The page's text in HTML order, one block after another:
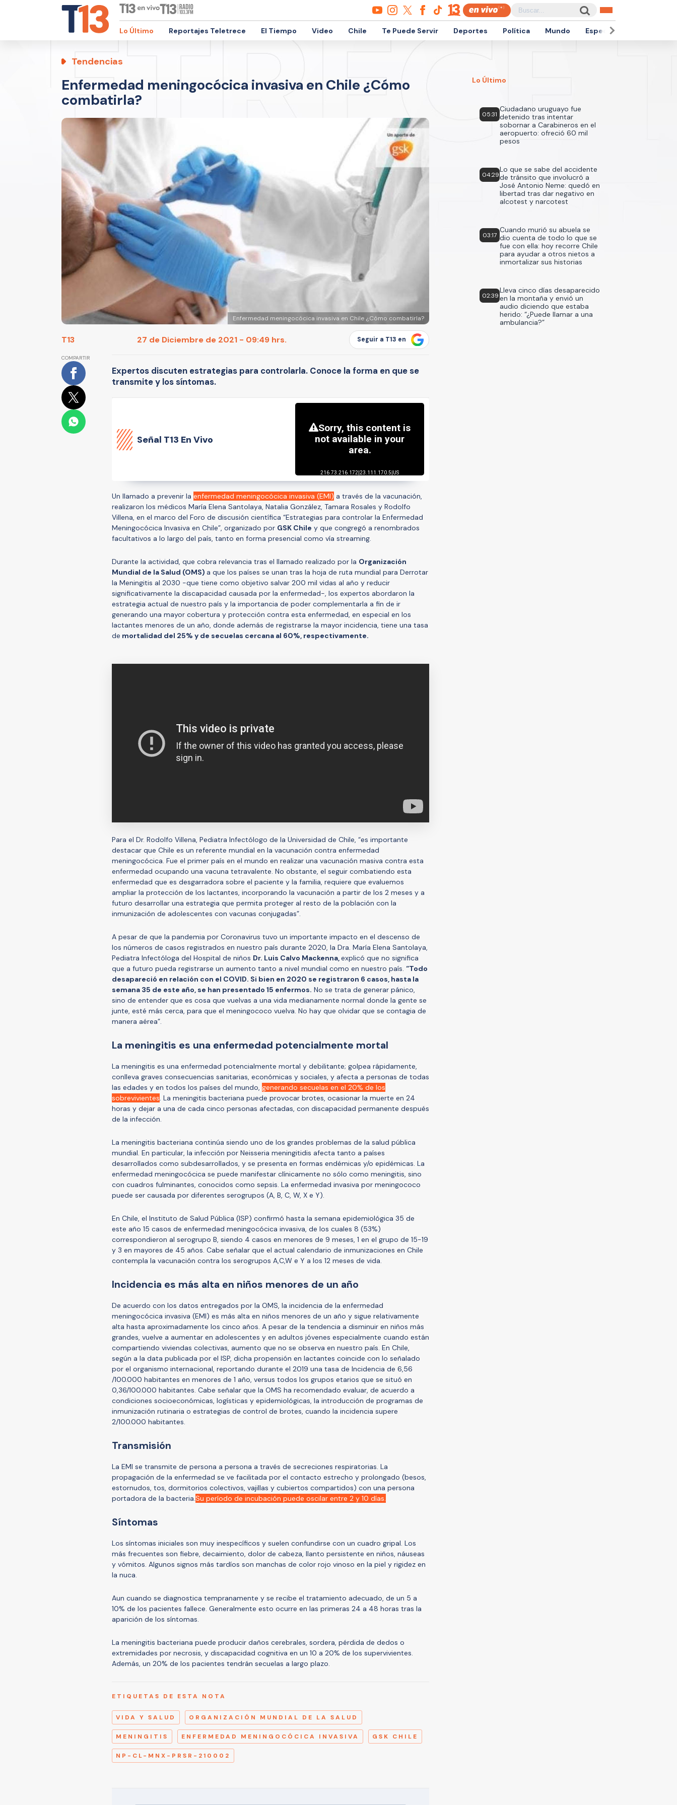
Lo Último Reportajes Teletrece El Tiempo Video Chile Te Puede Servir Deportes Política Mundo Espectáculos
Tendencias
Enfermedad meningocócica invasiva en Chile ¿Cómo
combatirla?
Enfermedad meningocócica invasiva en Chile ¿Cómo combatirla?
T13 27 de Diciembre de 2021 - 09:49 hrs. Seguir a T13 en
COMPARTIR
Expertos discuten estrategias para controlarla. Conoce la forma en que se
transmite y los síntomas.
Señal T13 En Vivo
Un llamado a prevenir la enfermedad meningocócica invasiva (EMI) a través de la vacunación,
realizaron los médicos María Elena Santolaya, Natalia González, Tamara Rosales y Rodolfo
Villena, en el marco del Foro de discusión científica ­“Estrategias para controlar la Enfermedad
Meningocócica Invasiva en Chile”, organizado por GSK Chile y que congregó a renombrados
facultativos a lo largo del país, tanto en forma presencial como vía streaming.
Durante la actividad, que cobra relevancia tras el llamado realizado por la Organización
Mundial de la Salud (OMS) a que los países se unan tras la hoja de ruta mundial para Derrotar
la Meningitis al 2030 -que tiene como objetivo salvar 200 mil vidas al año y reducir
significativamente la discapacidad causada por la enfermedad-, los expertos abordaron la
estrategia actual de nuestro país y la importancia de poder complementarla a fin de ir
generando una mayor cobertura y protección contra esta enfermedad, en especial en los
lactantes menores de un año, donde además de registrarse la mayor incidencia, tiene una tasa
de mortalidad del 25% y de secuelas cercana al 60%, respectivamente.
Para el Dr. Rodolfo Villena, Pediatra Infectólogo de la Universidad de Chile, “es importante
destacar que Chile es un referente mundial en la vacunación contra enfermedad
meningocócica. Fue el primer país en el mundo en realizar una vacunación masiva contra esta
enfermedad ocupando una vacuna tetravalente. No obstante, el seguir combatiendo esta
enfermedad que es desgarradora sobre el paciente y la familia, requiere que evaluemos
ampliar la protección de los lactantes, incorporando la vacunación a partir de los 2 meses y a
futuro desarrollar una estrategia que permita proteger al resto de la población con la
inmunización de adolescentes con vacunas conjugadas”.
A pesar de que la pandemia por Coronavirus tuvo un importante impacto en el descenso de
los números de casos registrados en nuestro país durante 2020, la Dra. María Elena Santolaya,
Pediatra Infectóloga del Hospital de niños Dr. Luis Calvo Mackenna,explicó que no significa
que a futuro pueda registrarse un aumento tanto a nivel mundial como en nuestro país. “Todo
desapareció en relación con el COVID. Si bien en 2020 se registraron 6 casos, hasta la
semana 35 de este año, se han presentado 15 enfermos. No se trata de generar pánico,
sino de entender que es cosa que vuelvas a una vida medianamente normal donde la gente se
junte, esté más cerca, para que el meningococo vuelva. No hay que olvidar que se contagia de
manera aérea”.
La meningitis es una enfermedad potencialmente mortal
La meningitis es una enfermedad potencialmente mortal y debilitante; golpea rápidamente,
conlleva graves consecuencias sanitarias, económicas y sociales, y afecta a personas de todas
las edades y en todos los países del mundo, generando secuelas en el 20% de los
sobrevivientes. La meningitis bacteriana puede provocar brotes, ocasionar la muerte en 24
horas y dejar a una de cada cinco personas afectadas, con discapacidad permanente después
de la infección.
La meningitis bacteriana continúa siendo uno de los grandes problemas de la salud pública
mundial. En particular, la infección por Neisseria meningitidis afecta tanto a países
desarrollados como subdesarrollados, y se presenta en formas endémicas y/o epidémicas. La
enfermedad meningocócica se puede manifestar clínicamente no sólo como meningitis, sino
con cuadros fulminantes, conocidos como sepsis. La enfermedad invasiva por meningococo
puede ser causada por diferentes serogrupos (A, B, C, W, X e Y).
En Chile, el Instituto de Salud Pública (ISP) confirmó hasta la semana epidemiológica 35 de
este año 15 casos de enfermedad meningocócica invasiva, de los cuales 8 (53%)
correspondieron al serogrupo B, siendo 4 casos en menores de 9 meses, 1 en el grupo de 15-19
y 3 en mayores de 45 años. Cabe señalar que el actual calendario de inmunizaciones en Chile
contempla la vacunación contra los serogrupos A,C,W e Y a los 12 meses de vida.
Incidencia es más alta en niños menores de un año
De acuerdo con los datos entregados por la OMS, la incidencia de la enfermedad
meningocócica invasiva (EMI) es más alta en niños menores de un año y sigue relativamente
alta hasta aproximadamente los cinco años. A pesar de la tendencia a disminuir en niños más
grandes, vuelve a aumentar en adolescentes y en adultos jóvenes especialmente cuando están
compartiendo viviendas colectivas, aumento que no se observa en nuestro país. En Chile,
según a la data publicada por el ISP, dicha propensión en lactantes coincide con lo señalado
por el organismo internacional, reportando durante el 2019 una tasa de Incidencia de 6,56
/100.000 habitantes en menores de 1 año, versus todos los grupos etarios que se situó en
0,36/100.000 habitantes. Cabe señalar que la OMS ha recomendado evaluar, de acuerdo a
condiciones socioeconómicas, logísticas y epidemiológicas, la introducción de programas de
inmunización rutinaria o estrategias de control de brotes, cuando la incidencia supere
2/100.000 habitantes.
Transmisión
La EMI se transmite de persona a persona a través de secreciones respiratorias. La
propagación de la enfermedad se ve facilitada por el contacto estrecho y prolongado (besos,
estornudos, tos, dormitorios colectivos, vajillas y cubiertos compartidos) con una persona
portadora de la bacteria.Su período de incubación puede oscilar entre 2 y 10 días.
Síntomas
Los síntomas iniciales son muy inespecíficos y suelen confundirse con un cuadro gripal. Los
más frecuentes son fiebre, decaimiento, dolor de cabeza, llanto persistente en niños, náuseas
y vómitos. Algunos signos más tardíos son manchas de color rojo vinoso en la piel y rigidez en
la nuca.
Aun cuando se diagnostica tempranamente y se recibe el tratamiento adecuado, de un 5 a
10% de los pacientes fallece. Generalmente esto ocurre en las primeras 24 a 48 horas tras la
aparición de los síntomas.
La meningitis bacteriana puede producir daños cerebrales, sordera, pérdida de dedos o
extremidades por necrosis, y discapacidad cognitiva en un 10 a 20% de los supervivientes.
Además, un 20% de los pacientes tendrán secuelas a largo plazo.
ETIQUETAS DE ESTA NOTA
VIDA Y SALUD ORGANIZACIÓN MUNDIAL DE LA SALUD
MENINGITIS ENFERMEDAD MENINGOCÓCICA INVASIVA GSK CHILE
NP-CL-MNX-PRSR-210002
Lo Último
05:31
Ciudadano uruguayo fue
detenido tras intentar
sobornar a Carabineros en el
aeropuerto: ofreció 60 mil
pesos
04:29
Lo que se sabe del accidente
de tránsito que involucró a
José Antonio Neme: quedó en
libertad tras dar negativo en
alcotest y narcotest
03:17
Cuando murió su abuela se
dio cuenta de todo lo que se
fue con ella: hoy recorre Chile
para ayudar a otros nietos a
inmortalizar sus historias
02:39
Lleva cinco días desaparecido
en la montaña y envió un
audio diciendo que estaba
herido: “¿Puede llamar a una
ambulancia?”